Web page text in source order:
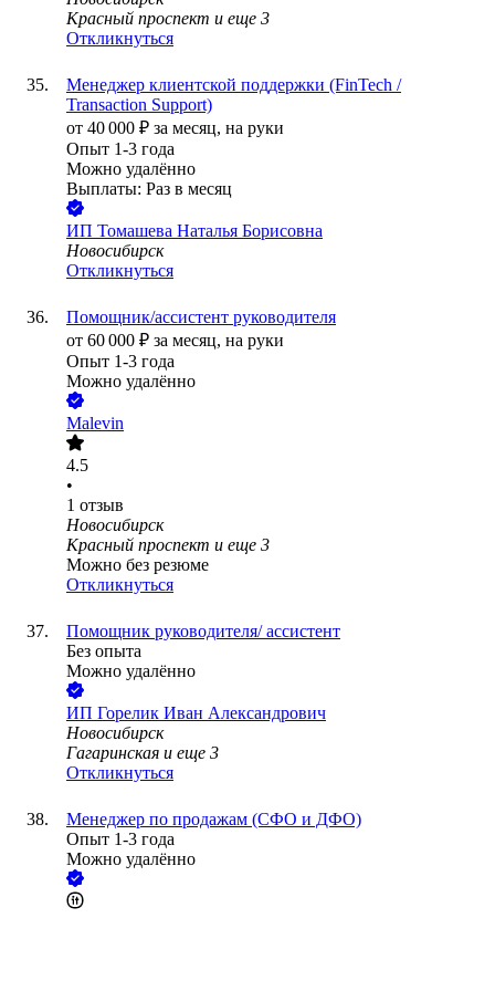
Красный проспект и еще 3
Откликнуться
Менеджер клиентской поддержки (FinTech /
Transaction Support)
от 40 000 ₽ за месяц, на руки
Опыт 1-3 года
Можно удалённо
Выплаты: Раз в месяц
ИП Томашева Наталья Борисовна
Новосибирск
Откликнуться
Помощник/ассистент руководителя
от 60 000 ₽ за месяц, на руки
Опыт 1-3 года
Можно удалённо
Malevin
4.5
•
1 отзыв
Новосибирск
Красный проспект и еще 3
Можно без резюме
Откликнуться
Помощник руководителя/ ассистент
Без опыта
Можно удалённо
ИП Горелик Иван Александрович
Новосибирск
Гагаринская и еще 3
Откликнуться
Менеджер по продажам (СФО и ДФО)
Опыт 1-3 года
Можно удалённо